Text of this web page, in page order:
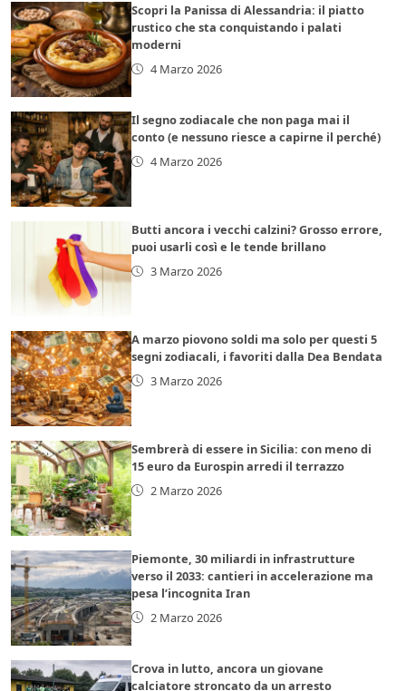
Scopri la Panissa di Alessandria: il piatto
rustico che sta conquistando i palati
moderni
4 Marzo 2026
Il segno zodiacale che non paga mai il
conto (e nessuno riesce a capirne il perché)
4 Marzo 2026
Butti ancora i vecchi calzini? Grosso errore,
puoi usarli così e le tende brillano
3 Marzo 2026
A marzo piovono soldi ma solo per questi 5
segni zodiacali, i favoriti dalla Dea Bendata
3 Marzo 2026
Sembrerà di essere in Sicilia: con meno di
15 euro da Eurospin arredi il terrazzo
2 Marzo 2026
Piemonte, 30 miliardi in infrastrutture
verso il 2033: cantieri in accelerazione ma
pesa l’incognita Iran
2 Marzo 2026
Crova in lutto, ancora un giovane
calciatore stroncato da un arresto